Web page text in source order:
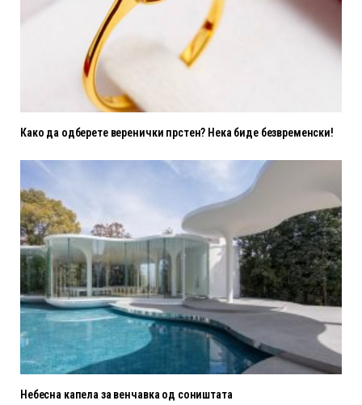
Како да одберете веренички прстен? Нека биде безвременски!
Небесна капела за венчавка од соништата